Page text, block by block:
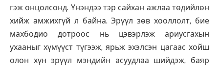
гэж онцолсонд. Үнэндээ тэр сайхан ажлаа төдийлөн
хийж амжихгүй л байна. Эрүүл зөв хооллолт, бие
махбодио дотроос нь цэвэрлэж ариусгахын
ухааныг хүмүүст түгээж, ярьж эхэлсэн цагаас хойш
олон хүн эрүүл мэндийн асуудлаа шийдэж, баяр